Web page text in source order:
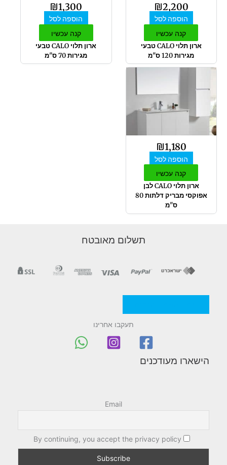
₪2,200
הוספה לסל
קנה עכשיו
ארון תלוי CALO טבעי
מגירות 120 ס"מ
₪1,300
הוספה לסל
קנה עכשיו
ארון תלוי CALO טבעי
מגירות 70 ס"מ
₪1,180
הוספה לסל
קנה עכשיו
ארון תלוי CALO לבן
אפוקסי מבריק דלתות 80
ס"מ
תשלום מאובטח
תעקבו אחרינו
הישארו מעודכנים
Email
By continuing, you accept the privacy policy